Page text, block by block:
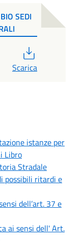
SEDI
Scarica
istanze per
Libro
Stradale
possibili ritardi e
dell’art. 37 e
ai sensi dell' Art.